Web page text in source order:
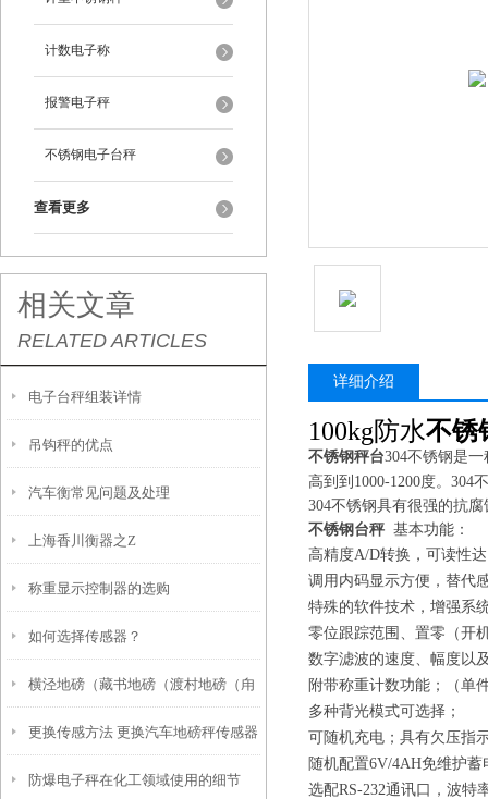
计数电子称
报警电子秤
不锈钢电子台秤
查看更多
相关文章
RELATED ARTICLES
电子台秤组装详情
吊钩秤的优点
汽车衡常见问题及处理
上海香川衡器之Z
称重显示控制器的选购
如何选择传感器？
横泾地磅（藏书地磅（渡村地磅（甪
直地磅）光福地磅）木渎地磅维修
更换传感方法 更换汽车地磅秤传感器
防爆电子秤在化工领域使用的细节
详细介绍
100kg防水不锈
不锈钢秤台304不锈钢是
高到到1000-1200度。
304不锈钢具有很强的抗
不锈钢台秤 基本功能：
高精度A/D转换，可读性达
调用内码显示方便，替代
特殊的软件技术，增强系
零位跟踪范围、置零（开
数字滤波的速度、幅度以
附带称重计数功能；（单
多种背光模式可选择；
可随机充电；具有欠压指
随机配置6V/4AH免维护蓄
选配RS-232通讯口，波特